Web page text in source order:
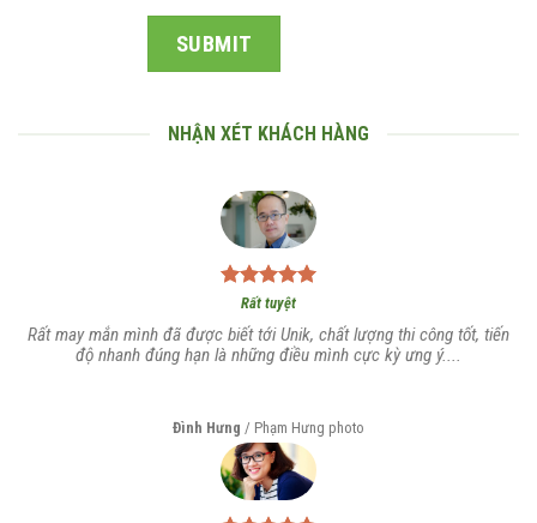
NHẬN XÉT KHÁCH HÀNG
Rất tuyệt
Rất may mắn mình đã được biết tới Unik, chất lượng thi công tốt, tiến
độ nhanh đúng hạn là những điều mình cực kỳ ưng ý....
Đình Hưng / Phạm Hưng photo